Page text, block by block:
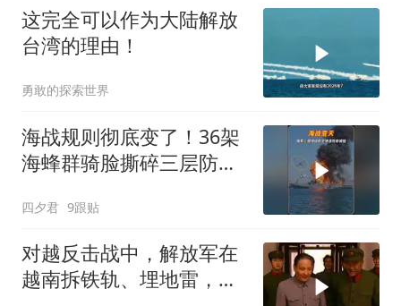
这完全可以作为大陆解放
台湾的理由！
勇敢的探索世界
海战规则彻底变了！36架
海蜂群骑脸撕碎三层防空
四夕君 9跟贴
对越反击战中，解放军在
越南拆铁轨、埋地雷，是